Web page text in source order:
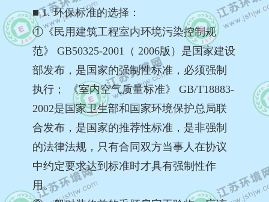
■ 1. 环保标准的选择：
①《民用建筑工程室内环境污染控制规
范》 GB50325-2001（ 2006版）是国家建设
部发布，是国家的强制性标准，必须强制
执行； 《室内空气质量标准》 GB/T18883-
2002是国家卫生部和国家环境保护总局联
合发布，是国家的推荐性标准，是非强制
的法律法规，只有合同双方当事人在协议
中约定要求达到标准时才具有强制性作
用。